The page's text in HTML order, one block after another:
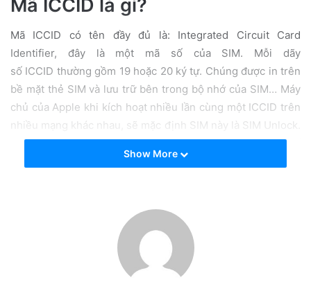
Mã ICCID là gì?
Mã ICCID có tên đầy đủ là: Integrated Circuit Card
Identifier, đây là một mã số của SIM. Mỗi dãy
số ICCID thường gồm 19 hoặc 20 ký tự. Chúng được in trên
bề mặt thẻ SIM và lưu trữ bên trong bộ nhớ của SIM… Máy
chủ của Apple khi kích hoạt nhiều lần cùng một ICCID trên
nhiều mạng khác nhau, sẽ mặc định SIM này là SIM Unlock.
Hay có thể hiểu một cách đơn giản nhất, nếu có mã số
ICCID phù hợp để mã hóa một chiếc iphone lock có thể
Show More